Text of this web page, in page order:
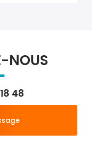
NOUS
48